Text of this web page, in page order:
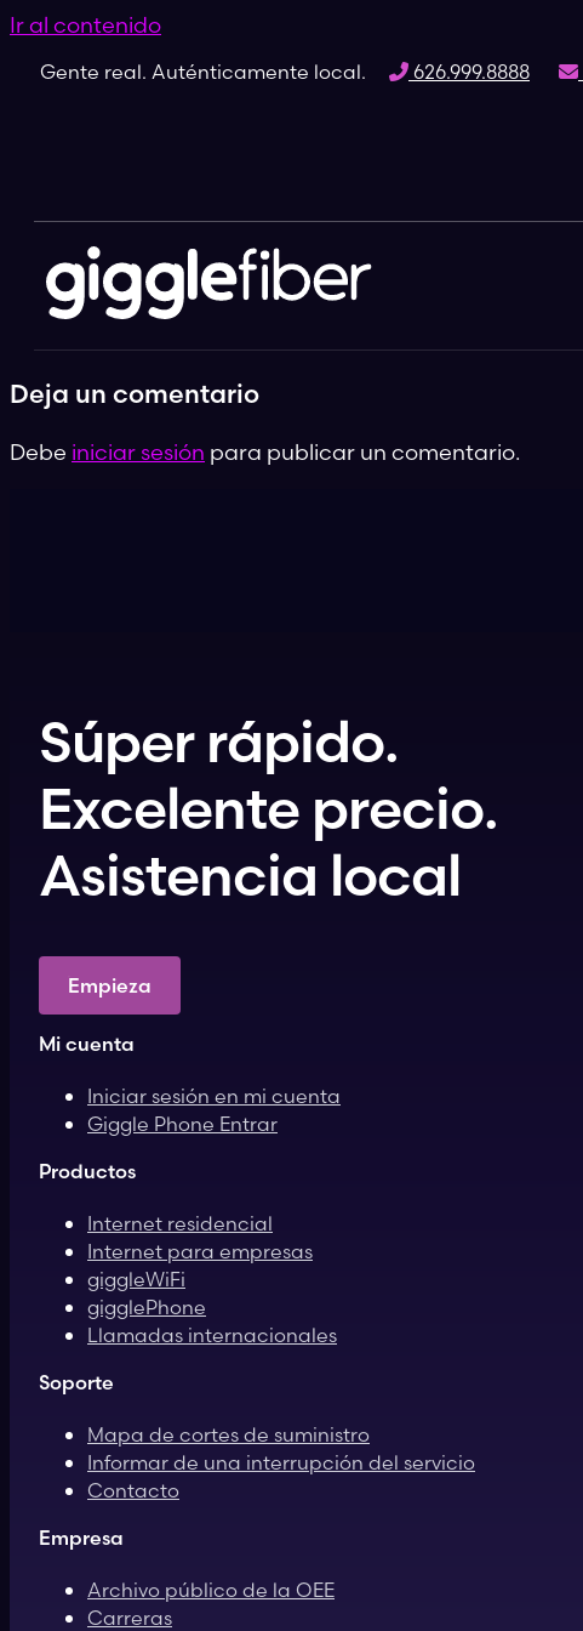
Ir al contenido
Gente real. Auténticamente local. 626.999.8888
Deja un comentario
Debe iniciar sesión para publicar un comentario.
Súper rápido.
Excelente precio.
Asistencia local
Empieza
Mi cuenta
Iniciar sesión en mi cuenta
Giggle Phone Entrar
Productos
Internet residencial
Internet para empresas
giggleWiFi
gigglePhone
Llamadas internacionales
Soporte
Mapa de cortes de suministro
Informar de una interrupción del servicio
Contacto
Empresa
Archivo público de la OEE
Carreras